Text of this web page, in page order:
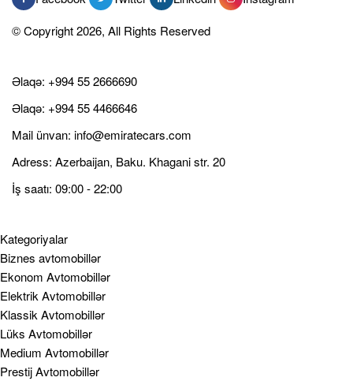
© Copyright 2026, All Rights Reserved
Əlaqə: +994 55 2666690
Əlaqə: +994 55 4466646
Mail ünvan: info@emiratecars.com
Adress: Azerbaijan, Baku. Khagani str. 20
İş saatı: 09:00 - 22:00
Kategoriyalar
Biznes avtomobillər
Ekonom Avtomobillər
Elektrik Avtomobillər
Klassik Avtomobillər
Lüks Avtomobillər
Medium Avtomobillər
Prestij Avtomobillər